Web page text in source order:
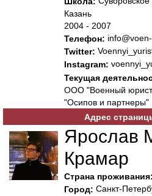
Казань
2004 - 2007
Телефон:
Twitter:
Instagram:
Текущая
ООО "Военный
"Осипов и партнеры"
Адрес
Ярослав
Крамар
Страна проживания:
Город: Санкт-